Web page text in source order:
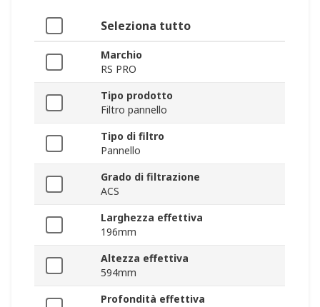
Seleziona tutto
Marchio
RS PRO
Tipo prodotto
Filtro pannello
Tipo di filtro
Pannello
Grado di filtrazione
ACS
Larghezza effettiva
196mm
Altezza effettiva
594mm
Profondità effettiva